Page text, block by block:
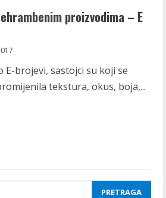
proizvodima – E
E-brojevi, sastojci su koji se
tekstura, okus, boja,...
PRETRAGA